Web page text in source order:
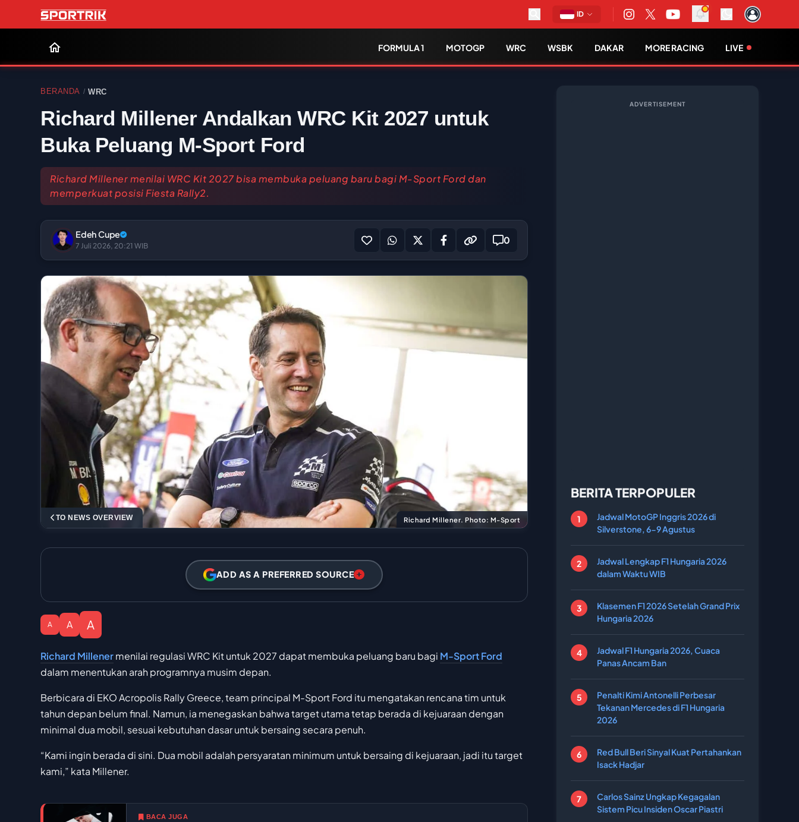
ID
FORMULA 1 MOTOGP WRC WSBK DAKAR MORE RACING LIVE
BERANDA / WRC
Richard Millener Andalkan WRC Kit 2027 untuk
Buka Peluang M-Sport Ford
Richard Millener menilai WRC Kit 2027 bisa membuka peluang baru bagi M-Sport Ford dan
memperkuat posisi Fiesta Rally2.
Edeh Cupe
7 Juli 2026, 20:21 WIB 0
TO NEWS OVERVIEW Richard Millener. Photo: M-Sport
ADD AS A PREFERRED SOURCE
A A A
Richard Millenermenilai regulasi WRC Kit untuk 2027 dapat membuka peluang baru bagi M-Sport Ford
dalam menentukan arah programnya musim depan.
Berbicara di EKO Acropolis Rally Greece, team principal M-Sport Ford itu mengatakan rencana tim untuk
tahun depan belum final. Namun, ia menegaskan bahwa target utama tetap berada di kejuaraan dengan
minimal dua mobil, sesuai kebutuhan dasar untuk bersaing secara penuh.
“Kami ingin berada di sini. Dua mobil adalah persyaratan minimum untuk bersaing di kejuaraan, jadi itu target
kami,” kata Millener.
BACA JUGA
ADVERTISEMENT
BERITA TERPOPULER
Jadwal MotoGP Inggris 2026 di
Silverstone, 6-9 Agustus
Jadwal Lengkap F1 Hungaria 2026
dalam Waktu WIB
Klasemen F1 2026 Setelah Grand Prix
Hungaria 2026
Jadwal F1 Hungaria 2026, Cuaca
Panas Ancam Ban
Penalti Kimi Antonelli Perbesar
Tekanan Mercedes di F1 Hungaria
2026
Red Bull Beri Sinyal Kuat Pertahankan
Isack Hadjar
Carlos Sainz Ungkap Kegagalan
Sistem Picu Insiden Oscar Piastri